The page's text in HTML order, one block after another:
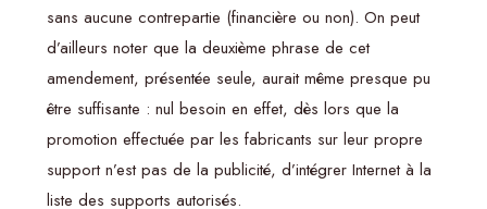
sans aucune contrepartie (financière ou non). On peut
d’ailleurs noter que la deuxième phrase de cet
amendement, présentée seule, aurait même presque pu
être suffisante : nul besoin en effet, dès lors que la
promotion effectuée par les fabricants sur leur propre
support n’est pas de la publicité, d’intégrer Internet à la
liste des supports autorisés.